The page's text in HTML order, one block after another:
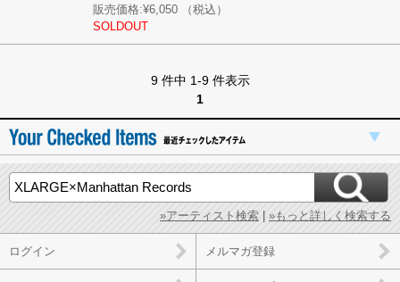
販売価格:¥6,050
（税込）
SOLDOUT
9 件中 1-9 件表示
1
»アーティスト検索 | »もっと詳しく検索する
ログイン メルマガ登録